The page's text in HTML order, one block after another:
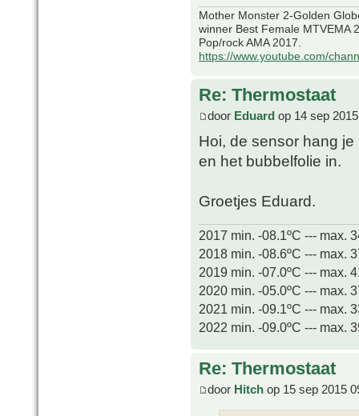
Mother Monster 2-Golden
winner Best Female MTVEMA
Pop/rock AMA 2017.
https://www.youtube.com/
Re: Thermostaat
door Eduard op 14 sep
Hoi, de sensor hang
en het bubbelfolie in.
Groetjes Eduard.
2017 min. -08.1ºC --- max.
2018 min. -08.6ºC --- max.
2019 min. -07.0ºC --- max.
2020 min. -05.0ºC --- max.
2021 min. -09.1ºC --- max.
2022 min. -09.0ºC --- max.
Re: Thermostaat
door Hitch op 15 sep 2015